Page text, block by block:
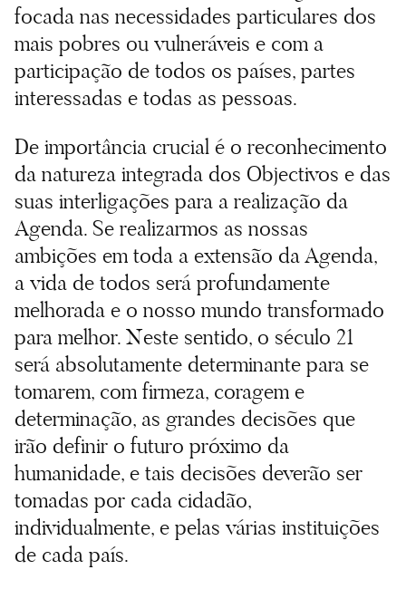
focada nas necessidades particulares dos
mais pobres ou vulneráveis e com a
participação de todos os países, partes
interessadas e todas as pessoas.
De importância crucial é o reconhecimento
da natureza integrada dos Objectivos e das
suas interligações para a realização da
Agenda. Se realizarmos as nossas
ambições em toda a extensão da Agenda,
a vida de todos será profundamente
melhorada e o nosso mundo transformado
para melhor. Neste sentido, o século 21
será absolutamente determinante para se
tomarem, com firmeza, coragem e
determinação, as grandes decisões que
irão definir o futuro próximo da
humanidade, e tais decisões deverão ser
tomadas por cada cidadão,
individualmente, e pelas várias instituições
de cada país.